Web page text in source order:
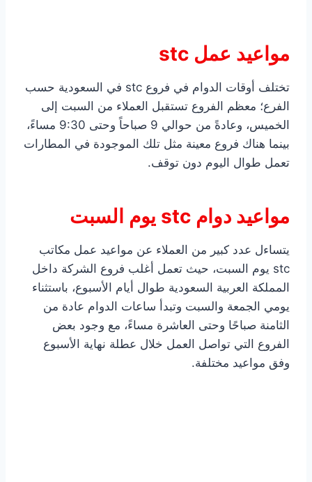
مواعيد عمل stc
تختلف أوقات الدوام في فروع stc في السعودية حسب
الفرع؛ معظم الفروع تستقبل العملاء من السبت إلى
الخميس، وعادةً من حوالي 9 صباحاً وحتى 9:30 مساءً،
بينما هناك فروع معينة مثل تلك الموجودة في المطارات
تعمل طوال اليوم دون توقف.
مواعيد دوام stc يوم السبت
يتساءل عدد كبير من العملاء عن مواعيد عمل مكاتب
stc يوم السبت، حيث تعمل أغلب فروع الشركة داخل
المملكة العربية السعودية طوال أيام الأسبوع، باستثناء
يومي الجمعة والسبت وتبدأ ساعات الدوام عادة من
الثامنة صباحًا وحتى العاشرة مساءً، مع وجود بعض
الفروع التي تواصل العمل خلال عطلة نهاية الأسبوع
وفق مواعيد مختلفة.